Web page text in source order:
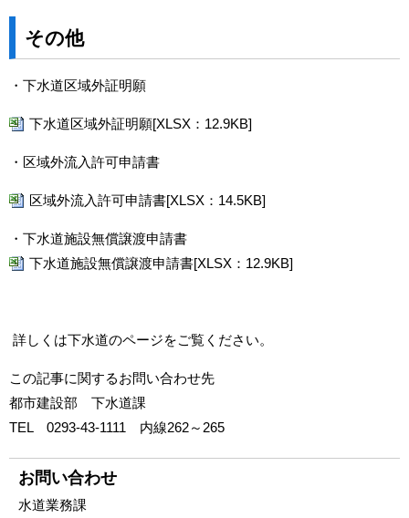
その他
・下水道区域外証明願
下水道区域外証明願[XLSX：12.9KB]
・区域外流入許可申請書
区域外流入許可申請書[XLSX：14.5KB]
・下水道施設無償譲渡申請書
下水道施設無償譲渡申請書[XLSX：12.9KB]
詳しくは下水道のページをご覧ください。
この記事に関するお問い合わせ先
都市建設部 下水道課
TEL 0293-43-1111 内線262～265
お問い合わせ
水道業務課